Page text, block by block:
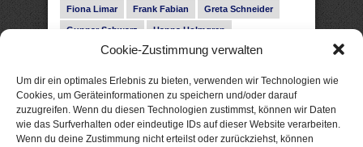
Cookie-Zustimmung verwalten
Um dir ein optimales Erlebnis zu bieten, verwenden wir Technologien wie
Cookies, um Geräteinformationen zu speichern und/oder darauf
zuzugreifen. Wenn du diesen Technologien zustimmst, können wir Daten
wie das Surfverhalten oder eindeutige IDs auf dieser Website verarbeiten.
Wenn du deine Zustimmung nicht erteilst oder zurückziehst, können
Fiona Limar Frank Fabian Greta Schneider
Gunnar Schwarz Hanna Holmgren
Heike Fröhling Ina Glahe Ivo Pala J. Vellguth
Leonie Haubrich Lilly Labord Livia Pipes
Malin Blunk Marcus Hünnebeck Martin Krist
Melisa Schwermer Nele Bruun Nika Lubitsch